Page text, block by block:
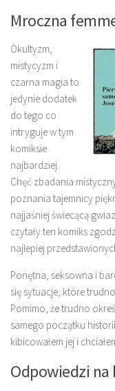
Mroczna
Okultyzm,
mistycyzm i
czarna magia to
jedynie dodatek
do tego co
intryguje w tym
komiksie
najbardziej.
Chęć zbadania
poznania tajemnicy
najjaśniej świecącą
czytały ten komiks
najlepiej
Ponętna, seksowna i
się sytuacje, które
Pomimo, że trudno
samego początku
kibicowałem jej i
Odpowiedzi